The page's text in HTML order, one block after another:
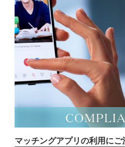
マッチングアプリの利用に